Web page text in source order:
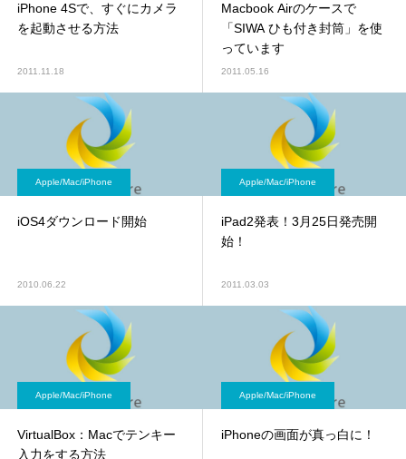
iPhone 4Sで、すぐにカメラ
を起動させる方法
2011.11.18
Macbook Airのケースで
「SIWA ひも付き封筒」を使
っています
2011.05.16
Apple/Mac/iPhone
iOS4ダウンロード開始
2010.06.22
Apple/Mac/iPhone
iPad2発表！3月25日発売開
始！
2011.03.03
Apple/Mac/iPhone
VirtualBox：Macでテンキー
入力をする方法
Apple/Mac/iPhone
iPhoneの画面が真っ白に！